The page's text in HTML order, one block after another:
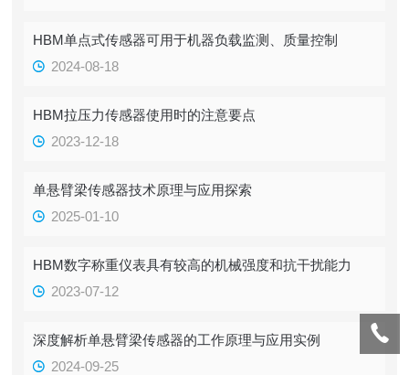
HBM单点式传感器可用于机器负载监测、质量控制
2024-08-18
HBM拉压力传感器使用时的注意要点
2023-12-18
单悬臂梁传感器技术原理与应用探索
2025-01-10
HBM数字称重仪表具有较高的机械强度和抗干扰能力
2023-07-12
深度解析单悬臂梁传感器的工作原理与应用实例
2024-09-25